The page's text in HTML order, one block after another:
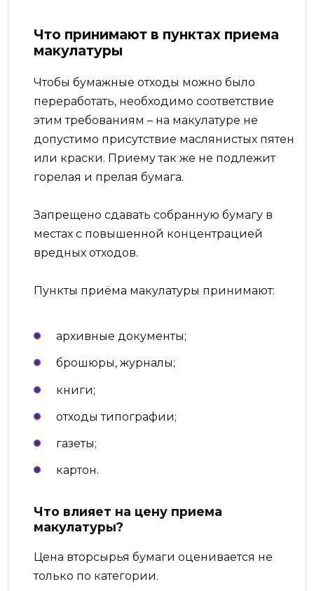
Что принимают в пунктах приема
макулатуры
Чтобы бумажные отходы можно было
переработать, необходимо соответствие
этим требованиям – на макулатуре не
допустимо присутствие маслянистых пятен
или краски. Приему так же не подлежит
горелая и прелая бумага.
Запрещено сдавать собранную бумагу в
местах с повышенной концентрацией
вредных отходов.
Пункты приёма макулатуры принимают:
архивные документы;
брошюры, журналы;
книги;
отходы типографии;
газеты;
картон.
Что влияет на цену приема
макулатуры?
Цена вторсырья бумаги оценивается не
только по категории.